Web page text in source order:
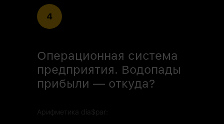
4
Операционная система
предприятия. Водопады
прибыли — откуда?
Арифметика dia$par: